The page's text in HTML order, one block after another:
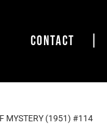
CONTACT
MYSTERY (1951) #114